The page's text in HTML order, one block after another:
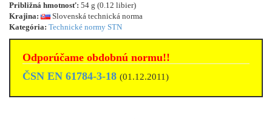
Približná hmotnosť: 54 g (0.12 libier)
Krajina:
Slovenská technická norma
Kategória: Technické normy STN
Odporúčame obdobnú normu!!
ČSN EN 61784-3-18 (01.12.2011)